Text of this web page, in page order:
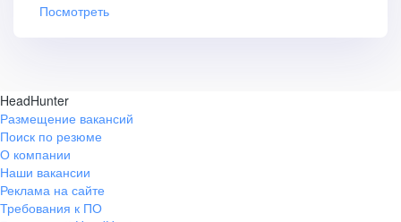
Посмотреть
HeadHunter
Размещение вакансий
Поиск по резюме
О компании
Наши вакансии
Реклама на сайте
Требования к ПО